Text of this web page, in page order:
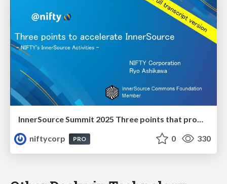
InnerSource Summit 2025 Three points that promoted innersource activities
niftycorp
PRO 0 330